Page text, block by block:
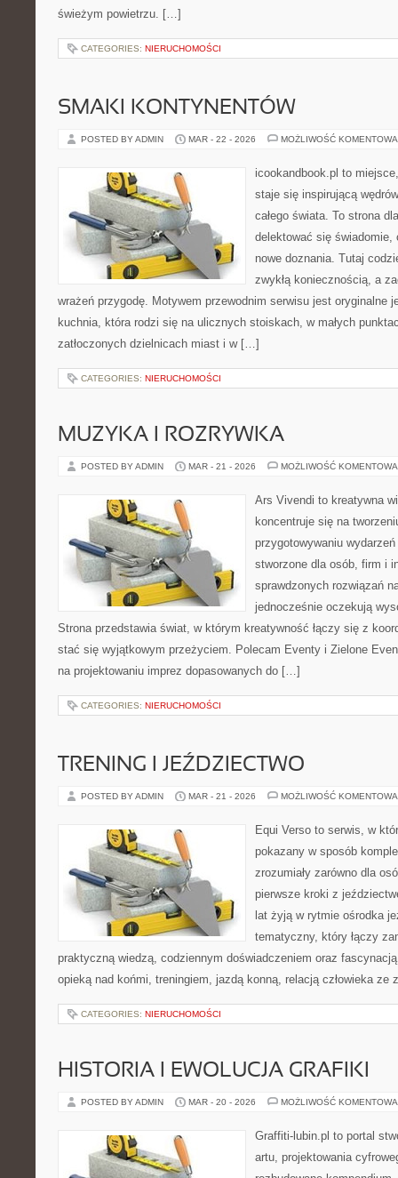
świeżym powietrzu. […]
CATEGORIES: NIERUCHOMOŚCI
SMAKI KONTYNENTÓW
POSTED BY ADMIN MAR - 22 - 2026 MOŻLIWOŚĆ
icookandbook.pl to
staje się inspirującą
całego świata. To strona
delektować się
nowe doznania. Tutaj
zwykłą koniecznością, a
wrażeń przygodę. Motywem przewodnim serwisu jest oryginalne
kuchnia, która rodzi się na ulicznych stoiskach, w małych
zatłoczonych dzielnicach miast i w […]
CATEGORIES: NIERUCHOMOŚCI
MUZYKA I ROZRYWKA
POSTED BY ADMIN MAR - 21 - 2026 MOŻLIWOŚĆ
Ars Vivendi to kreatywna
koncentruje się na
przygotowywaniu
stworzone dla osób, firm i
sprawdzonych rozwiązań
jednocześnie oczekują
Strona przedstawia świat, w którym kreatywność łączy się z
stać się wyjątkowym przeżyciem. Polecam Eventy i Zielone
na projektowaniu imprez dopasowanych do […]
CATEGORIES: NIERUCHOMOŚCI
TRENING I JEŹDZIECTWO
POSTED BY ADMIN MAR - 21 - 2026 MOŻLIWOŚĆ
Equi Verso to serwis, w
pokazany w sposób
zrozumiały zarówno dla
pierwsze kroki z
lat żyją w rytmie ośrodka
tematyczny, który łączy
praktyczną wiedzą, codziennym doświadczeniem oraz
opieką nad końmi, treningiem, jazdą konną, relacją człowieka
CATEGORIES: NIERUCHOMOŚCI
HISTORIA I EWOLUCJA GRAFIKI
POSTED BY ADMIN MAR - 20 - 2026 MOŻLIWOŚĆ
Graffiti-lubin.pl to portal
artu, projektowania